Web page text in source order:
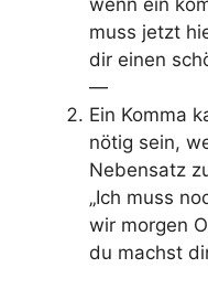
muss jetzt
dir einen
—
Ein Komma
nötig sein,
Nebensatz
„Ich muss
wir morgen
du machst